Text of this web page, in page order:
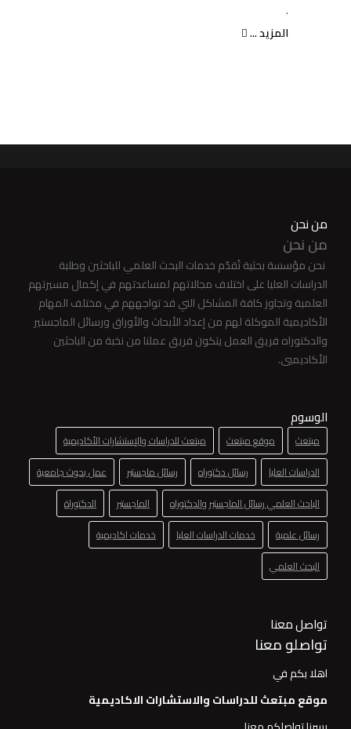
المزيد ...
من نحن
من نحن
نحن مؤسسة بحثية تُقدّم خدمات البحث العلمي للباحثين وطلبة
الدراسات العليا على اختلاف مجالاتهم لمساعدتهم في إكمال مسيرتهم
العلمية وتجاوز كافة المشاكل التي قد تواجههم في مختلف المهام
الأكاديمية الموكلة لهم من إعداد الأبحاث والأوراق ورسائل الماجستير
والدكتوراه فريق العمل يتكون فريق عملنا من نخبة من الباحثين
الأكاديميي.
الوسوم
مبتعث موقع مبتعث
مبتعث للدراسات والإستشارات الأكاديمية
الدراسات العليا
رسائل دكتوراه رسائل ماجستير
عمل بحوث جامعية
الباحث العلمي رسائل الماجستير والدكتوراه
الماجستير
الدكتوراة
رسائل علمية
خدمات الدراسات العليا
خدمات اكاديمية
البحث العلمي
تواصل معنا
تواصلو معنا
اهلا بكم في
موقع مبتعث للدراسات والاستشارات الاكاديمية